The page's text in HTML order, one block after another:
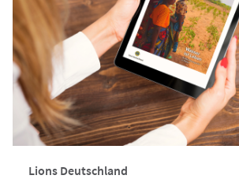
Lions Deutschland